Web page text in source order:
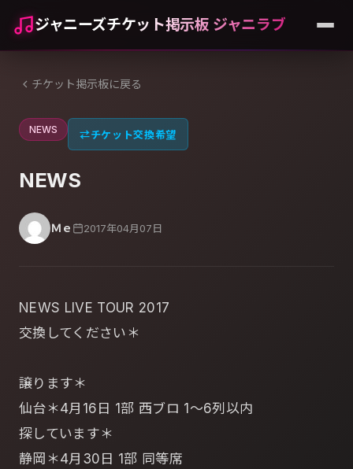
ジャニーズチケット掲示板 ジャニラブ
チケット掲示板に戻る
NEWS ⇄チケット交換希望
NEWS
Ｍｅ 2017年04月07日
NEWS LIVE TOUR 2017
交換してください＊
譲ります＊
仙台＊4月16日 1部 西ブロ 1～6列以内
探しています＊
静岡＊4月30日 1部 同等席